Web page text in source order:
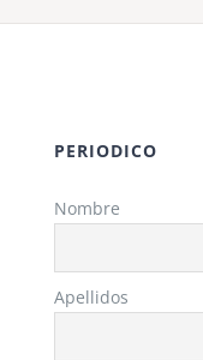
PERIODICO
Nombre
Apellidos